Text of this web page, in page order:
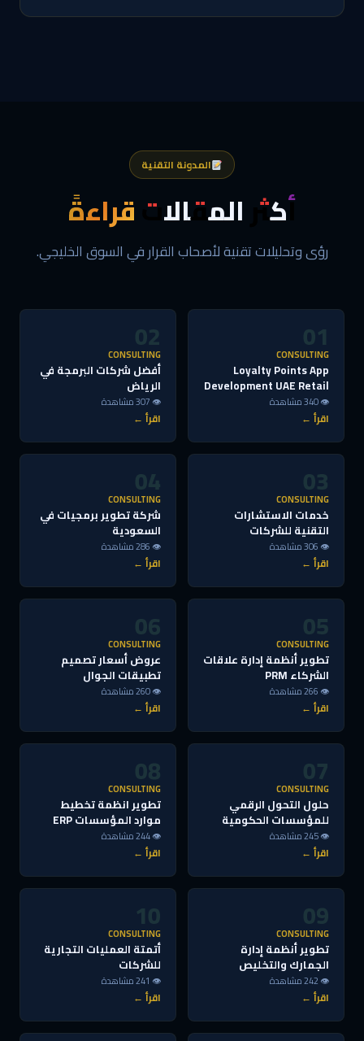
المدونة التقنية
أكثر المقالات قراءةً
رؤى وتحليلات تقنية لأصحاب القرار في السوق الخليجي.
01
CONSULTING
Loyalty Points App
Development UAE Retail
👁 340 مشاهدة
اقرأ ←
02
CONSULTING
أفضل شركات البرمجة في
الرياض
👁 307 مشاهدة
اقرأ ←
03
CONSULTING
خدمات الاستشارات
التقنية للشركات
👁 306 مشاهدة
اقرأ ←
04
CONSULTING
شركة تطوير برمجيات في
السعودية
👁 286 مشاهدة
اقرأ ←
05
CONSULTING
تطوير أنظمة إدارة علاقات
الشركاء PRM
👁 266 مشاهدة
اقرأ ←
06
CONSULTING
عروض أسعار تصميم
تطبيقات الجوال
👁 260 مشاهدة
اقرأ ←
07
CONSULTING
حلول التحول الرقمي
للمؤسسات الحكومية
👁 245 مشاهدة
اقرأ ←
08
CONSULTING
تطوير انظمة تخطيط
موارد المؤسسات ERP
👁 244 مشاهدة
اقرأ ←
09
CONSULTING
تطوير أنظمة إدارة
الجمارك والتخليص
👁 242 مشاهدة
اقرأ ←
10
CONSULTING
أتمتة العمليات التجارية
للشركات
👁 241 مشاهدة
اقرأ ←